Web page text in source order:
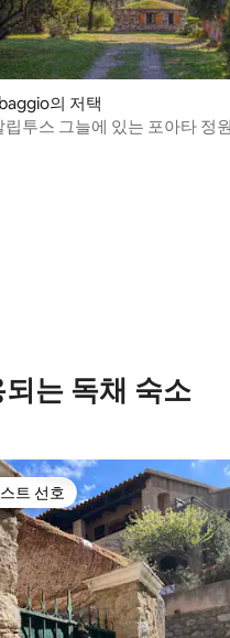
점), 후기 32개
의 저택
립투스 그늘에 있는 포아타 정
는 독채 숙소
트 선호
트 선호